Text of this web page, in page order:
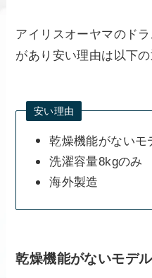
アイリスオーヤマのド
があり安い理由は以下の
安い理由
乾燥機能がないモ
洗濯容量8kgのみ
海外製造
乾燥機能がないモデ